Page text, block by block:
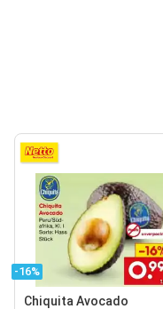
-16%
Chiquita Avocado